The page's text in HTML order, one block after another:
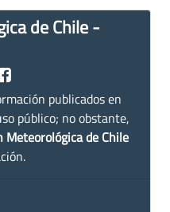
de Chile -
publicados en
público; no obstante,
Meteorológica de Chile